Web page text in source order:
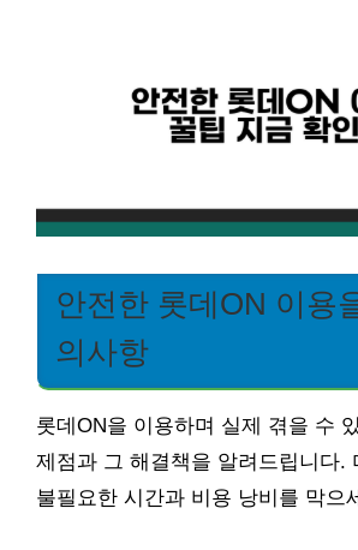
안전한 롯데ON 이용
의사항
롯데ON을 이용하며 실제 겪을 수
제점과 그 해결책을 알려드립니다.
불필요한 시간과 비용 낭비를 막으